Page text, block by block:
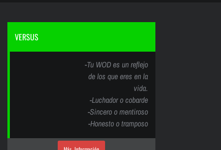
VERSUS
-Tu WOD es un reflejo
de los que eres en la
vida.
-Luchador o cobarde
-Sincero o mentiroso
-Honesto o tramposo